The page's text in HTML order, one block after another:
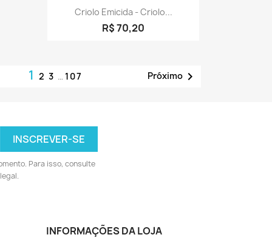
Visualização rápida
Criolo Emicida - Criolo...
R$ 70,20
1 2 3 … 107 Próximo
Para isso, consulte
INFORMAÇÕES DA LOJA